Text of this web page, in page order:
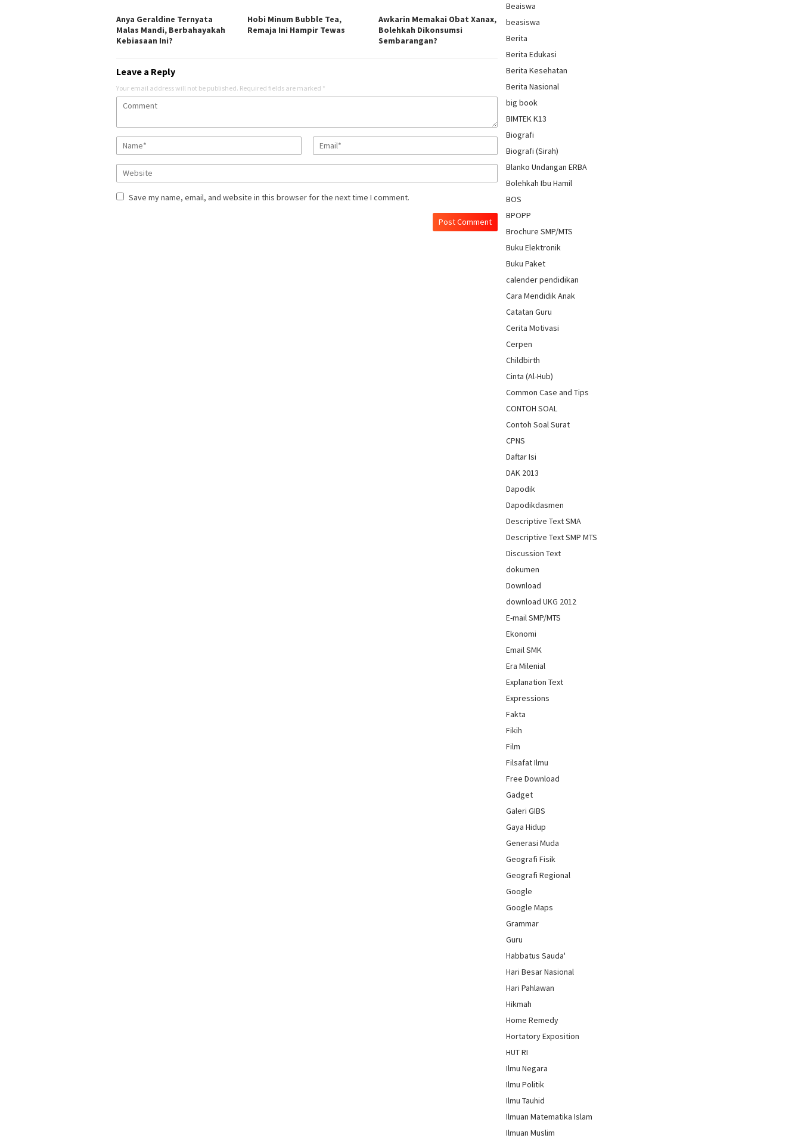
Anya Geraldine Ternyata
Malas Mandi, Berbahayakah
Kebiasaan Ini?
Hobi Minum Bubble Tea,
Remaja Ini Hampir Tewas
Awkarin Memakai Obat Xanax,
Bolehkah Dikonsumsi
Sembarangan?
Leave a Reply
Your email address will not be published. Required fields are marked *
Save my name, email, and website in this browser for the next time I comment.
Beaiswa
beasiswa
Berita
Berita Edukasi
Berita Kesehatan
Berita Nasional
big book
BIMTEK K13
Biografi
Biografi (Sirah)
Blanko Undangan ERBA
Bolehkah Ibu Hamil
BOS
BPOPP
Brochure SMP/MTS
Buku Elektronik
Buku Paket
calender pendidikan
Cara Mendidik Anak
Catatan Guru
Cerita Motivasi
Cerpen
Childbirth
Cinta (Al-Hub)
Common Case and Tips
CONTOH SOAL
Contoh Soal Surat
CPNS
Daftar Isi
DAK 2013
Dapodik
Dapodikdasmen
Descriptive Text SMA
Descriptive Text SMP MTS
Discussion Text
dokumen
Download
download UKG 2012
E-mail SMP/MTS
Ekonomi
Email SMK
Era Milenial
Explanation Text
Expressions
Fakta
Fikih
Film
Filsafat Ilmu
Free Download
Gadget
Galeri GIBS
Gaya Hidup
Generasi Muda
Geografi Fisik
Geografi Regional
Google
Google Maps
Grammar
Guru
Habbatus Sauda'
Hari Besar Nasional
Hari Pahlawan
Hikmah
Home Remedy
Hortatory Exposition
HUT RI
Ilmu Negara
Ilmu Politik
Ilmu Tauhid
Ilmuan Matematika Islam
Ilmuan Muslim